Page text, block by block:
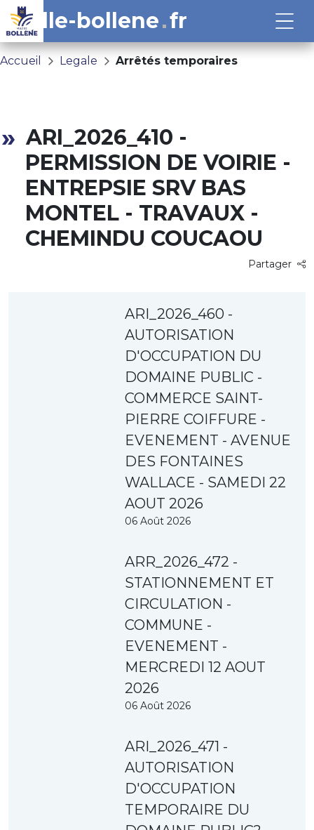
ville-bollene fr
Accueil Legale Arrêtés temporaires
ARI_2026_410 -
PERMISSION DE VOIRIE -
ENTREPSIE SRV BAS
MONTEL - TRAVAUX -
CHEMINDU COUCAOU
Partager
ARI_2026_460 -
AUTORISATION
D'OCCUPATION DU
DOMAINE PUBLIC -
COMMERCE SAINT-
PIERRE COIFFURE -
EVENEMENT - AVENUE
DES FONTAINES
WALLACE - SAMEDI 22
AOUT 2026
06 Août 2026
ARR_2026_472 -
STATIONNEMENT ET
CIRCULATION -
COMMUNE -
EVENEMENT -
MERCREDI 12 AOUT
2026
06 Août 2026
ARI_2026_471 -
AUTORISATION
D'OCCUPATION
TEMPORAIRE DU